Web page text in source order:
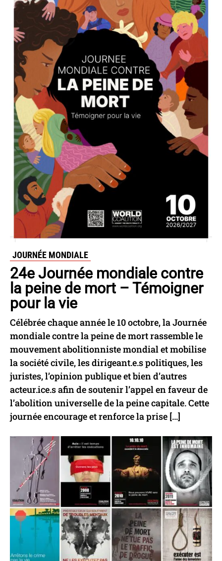
JOURNÉE MONDIALE
24e Journée mondiale contre
la peine de mort – Témoigner
pour la vie
Célébrée chaque année le 10 octobre, la Journée
mondiale contre la peine de mort rassemble le
mouvement abolitionniste mondial et mobilise
la société civile, les dirigeant.e.s politiques, les
juristes, l’opinion publique et bien d’autres
acteur.ice.s afin de soutenir l’appel en faveur de
l’abolition universelle de la peine capitale. Cette
journée encourage et renforce la prise […]